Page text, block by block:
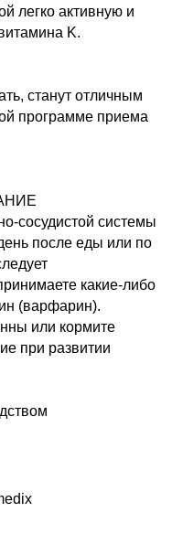
легко активную и
K.
станут отличным
программе приема
сосудистой системы
после еды или по
какие-либо
(варфарин).
или кормите
при развитии